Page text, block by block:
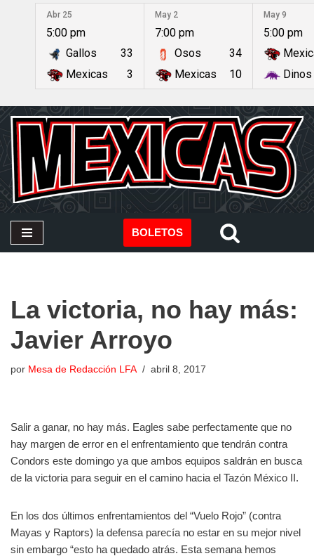
contenido
Abr 25
5:00 pm
Gallos
33
Mexicas
3
May 2
7:00 pm
Osos
34
Mexicas
10
May 9
5:00 pm
Dinos
BOLETOS
La victoria, no hay más:
Javier Arroyo
por Mesa de Redacción LFA abril 8, 2017
Salir a ganar, no hay más. Eagles sabe perfectamente que no
hay margen de error en el enfrentamiento que tendrán contra
Condors este domingo ya que ambos equipos saldrán en busca
de la victoria para seguir en el camino hacia el Tazón México II.
En los dos últimos enfrentamientos del “Vuelo Rojo” (contra
Mayas y Raptors) la defensa parecía no estar en su mejor nivel
sin embargo “esto ha quedado atrás. Esta semana hemos